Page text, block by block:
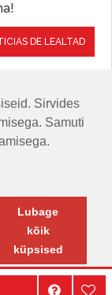
Sirvides
Samuti
Lubage
kõik
küpsised
DE LEALTAD
mööblisalong.